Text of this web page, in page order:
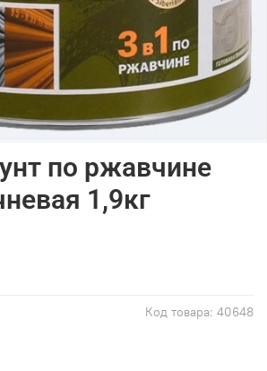
Код товара: 40648
по ржавчине
1,9кг